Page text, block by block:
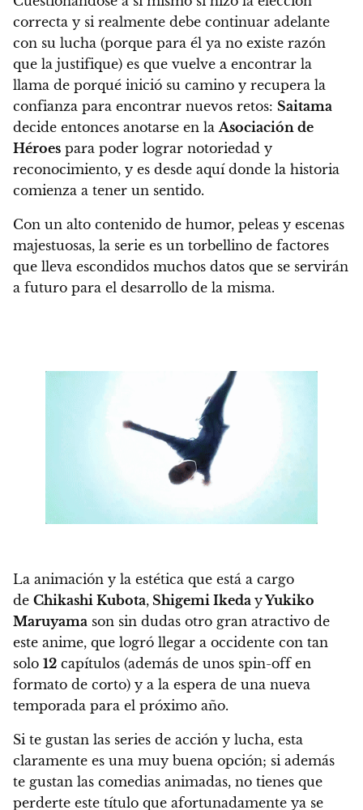
correcta y si realmente debe continuar adelante
con su lucha (porque para él ya no existe razón
que la justifique) es que vuelve a encontrar la
llama de porqué inició su camino y recupera la
confianza para encontrar nuevos retos: Saitama
decide entonces anotarse en laAsociación de
Héroes para poder lograr notoriedad y
reconocimiento, y es desde aquí donde la historia
comienza a tener un sentido.
Con un alto contenido de humor, peleas y escenas
majestuosas, la serie es un torbellino de factores
que lleva escondidos muchos datos que se servirán
a futuro para el desarrollo de la misma.
La animación y la estética que está a cargo
de Chikashi Kubota, Shigemi Ikeda yYukiko
Maruyama son sin dudas otro gran atractivo de
este anime, que logró llegar a occidente con tan
solo 12 capítulos (además de unos spin-off en
formato de corto) y a la espera de una nueva
temporada para el próximo año.
Si te gustan las series de acción y lucha, esta
claramente es una muy buena opción; si además
te gustan las comedias animadas, no tienes que
perderte este título que afortunadamente ya se